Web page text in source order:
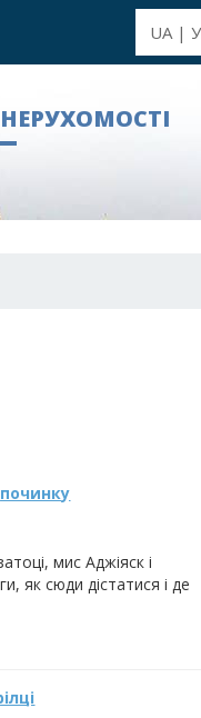
UA |
мис Аджіяск і
як сюди дістатися і де